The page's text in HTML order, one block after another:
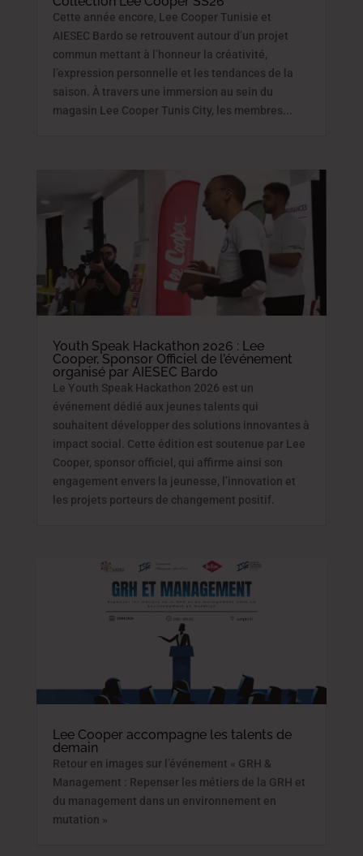
Cette année encore, Lee Cooper Tunisie et
AIESEC Bardo se retrouvent autour d’un projet
commun mettant à l’honneur la créativité,
l’expression personnelle et les tendances de la
saison. À travers une immersion au sein du
magasin Lee Cooper Tunis City, les membres...
Youth Speak Hackathon 2026 : Lee
Cooper, Sponsor Officiel de l’événement
organisé par AIESEC Bardo
Le Youth Speak Hackathon 2026 est un
événement dédié aux jeunes talents qui
souhaitent développer des solutions innovantes à
impact social. Cette édition est soutenue par Lee
Cooper, sponsor officiel, qui affirme ainsi son
engagement envers la jeunesse, l’innovation et
les projets porteurs de changement positif.
Lee Cooper accompagne les talents de
demain
Retour en images sur l’événement « GRH &
Management : Repenser les métiers de la GRH et
du management dans un environnement en
mutation »